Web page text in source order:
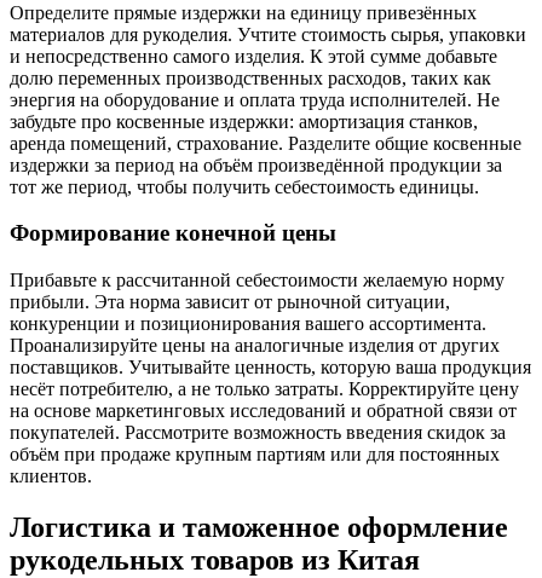
Определите прямые издержки на единицу привезённых
материалов для рукоделия. Учтите стоимость сырья, упаковки
и непосредственно самого изделия. К этой сумме добавьте
долю переменных производственных расходов, таких как
энергия на оборудование и оплата труда исполнителей. Не
забудьте про косвенные издержки: амортизация станков,
аренда помещений, страхование. Разделите общие косвенные
издержки за период на объём произведённой продукции за
тот же период, чтобы получить себестоимость единицы.
Формирование конечной цены
Прибавьте к рассчитанной себестоимости желаемую норму
прибыли. Эта норма зависит от рыночной ситуации,
конкуренции и позиционирования вашего ассортимента.
Проанализируйте цены на аналогичные изделия от других
поставщиков. Учитывайте ценность, которую ваша продукция
несёт потребителю, а не только затраты. Корректируйте цену
на основе маркетинговых исследований и обратной связи от
покупателей. Рассмотрите возможность введения скидок за
объём при продаже крупным партиям или для постоянных
клиентов.
Логистика и таможенное оформление
рукодельных товаров из Китая